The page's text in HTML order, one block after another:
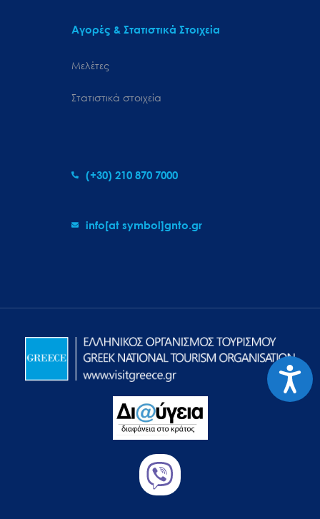
Αγορές & Στατιστικά Στοιχεία
Μελέτες
Στατιστικά στοιχεία
(+30) 210 870 7000
info[at symbol]gnto.gr